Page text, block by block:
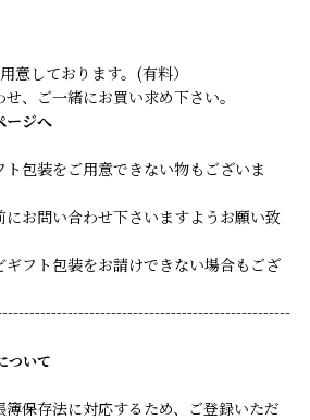
意しております。(有料）
、ご一緒にお買い求め下さい。
ージへ
包装をご用意できない物もございま
にお問い合わせ下さいますようお願い致
フト包装をお請けできない場合もござ
ついて
簿保存法に対応するため、ご登録いただ